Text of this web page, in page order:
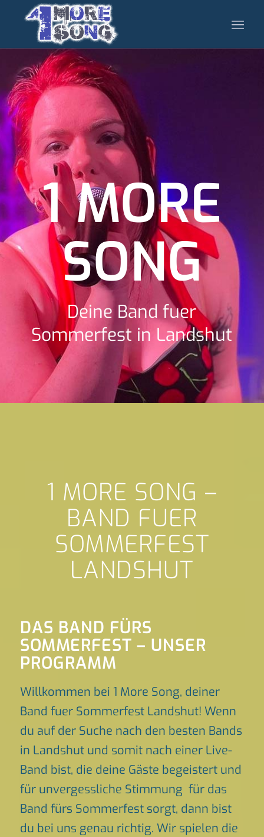
1 MORE
SONG
Deine Band fuer
Sommerfest in Landshut
1 MORE SONG –
BAND FUER
SOMMERFEST
LANDSHUT
DAS BAND FÜRS
SOMMERFEST – UNSER
PROGRAMM
Willkommen bei 1 More Song, deiner
Band fuer Sommerfest Landshut! Wenn
du auf der Suche nach den besten Bands
in Landshut und somit nach einer Live-
Band bist, die deine Gäste begeistert und
für unvergessliche Stimmung für das
Band fürs Sommerfest sorgt, dann bist
du bei uns genau richtig. Wir spielen die